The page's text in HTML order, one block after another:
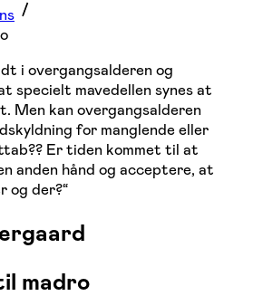
i overgangsalderen og
specielt mavedellen synes at
Men kan overgangsalderen
for manglende eller
Er tiden kommet til at
anden hånd og acceptere, at
og der?“
madro